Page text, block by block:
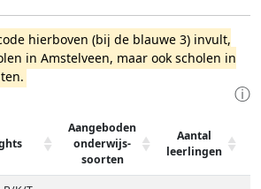
hierboven (bij de blauwe 3) invult,
in Amstelveen, maar ook scholen in
ⓘ
Aangeboden
onderwijs-
soorten
Aantal
leerlingen